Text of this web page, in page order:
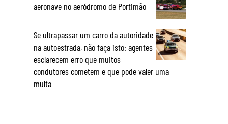
aeronave no aeródromo de Portimão
Se ultrapassar um carro da autoridade
na autoestrada, não faça isto: agentes
esclarecem erro que muitos
condutores cometem e que pode valer uma
multa